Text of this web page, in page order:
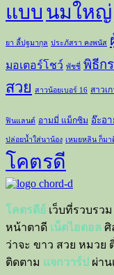
แบบ นมใหญ่
ยา ลี้ปฐมากุล ประภัสรา คงพนัส
มอเตอร์โชว์ พัชชี่ พิธีกร
สวย สาวน้อยเบอร์ 16 สาวเ
ฟินแลนด์ อามมี่ แม็กซิม อ๊ะอา
ปล่อยน้ำใส่นาน้อง เหมยหลิน ก็มา
โคตรดี
โคตรดีย์ เว็บที่รวบรว
หน้าตาดี เน็ตไอดอล ศิ
ว่าจะ ขาว สวย หมวย
ติดตาม แจกวาร์ป ผ่าน